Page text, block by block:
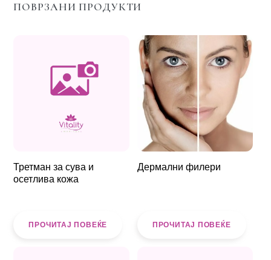
ПОВРЗАНИ ПРОДУКТИ
Третман за сува и
осетлива кожа
ПРОЧИТАЈ ПОВЕЌЕ
Дермални филери
ПРОЧИТАЈ ПОВЕЌЕ